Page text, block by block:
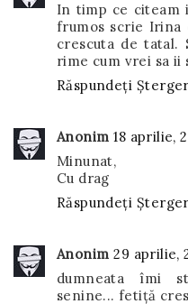
In timp ce citeam
frumos scrie Irina
crescuta de tatal.
rime cum vrei sa ii
Răspundeți
Anonim 18 aprilie,
Minunat,
Cu drag
Răspundeți
Anonim 29 aprilie,
dumneata îmi
senine... fetiță